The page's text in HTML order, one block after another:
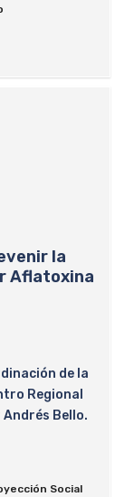
la
Aflatoxina
de la
Regional
Bello.
Social